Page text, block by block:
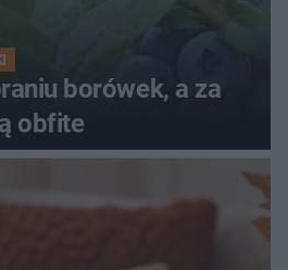
borówek, a za
obfite